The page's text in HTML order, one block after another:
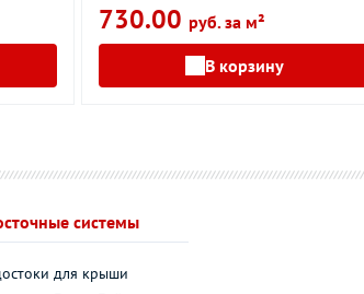
730.00 руб. за м²
В корзину
системы
для крыши